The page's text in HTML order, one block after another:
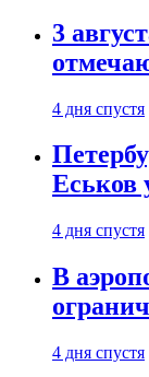
3
4 дня спустя
Еськов
4 дня спустя
В
4 дня спустя